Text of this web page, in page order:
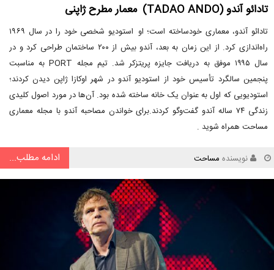
تادائو آندو (TADAO ANDO) معمار مطرح ژاپنی
تادائو آندو، معماری خودساخته است؛ او استودیو شخصی خود را در سال ۱۹۶۹
راه‌اندازی کرد. از این زمان به بعد، آندو بیش از ۲۰۰ ساختمان طراحی کرد و در
سال ۱۹۹۵ موفق به دریافت جایزه پریتزکر شد. تیم مجله PORT به مناسبت
پنجمین سالگرد تأسیس خود از استودیو آندو در شهر اوکازا ژاپن دیدن کردند؛
استودیویی که اول به عنوان یک خانه ساخته شده بود. آن‌ها در مورد اصول کلیدی
زندگی ۷۴ ساله آندو گفت‌وگو کردند.برای خواندن مصاحبه آندو با مجله معماری
مساحت همراه شوید .
نویسنده مساحت ادامه مطلب...